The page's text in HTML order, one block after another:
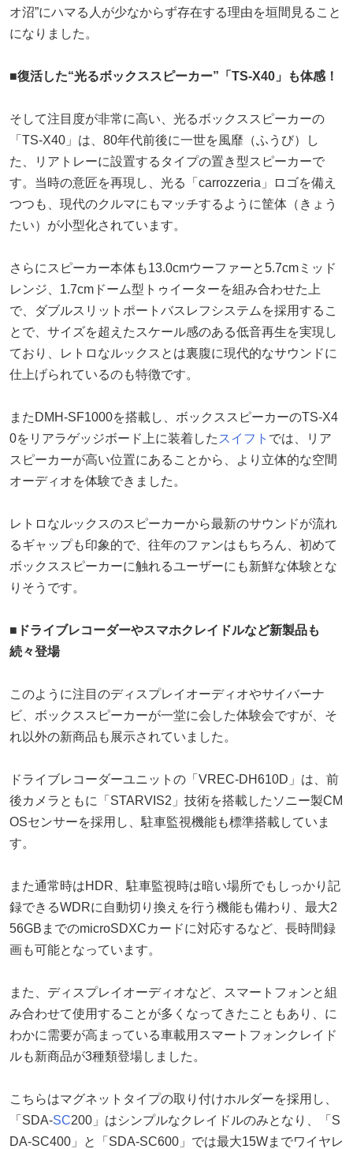
オ沼”にハマる人が少なからず存在する理由を垣間見ること
になりました。
■復活した“光るボックススピーカー”「TS-X40」も体感！
そして注目度が非常に高い、光るボックススピーカーの
「TS-X40」は、80年代前後に一世を風靡（ふうび）し
た、リアトレーに設置するタイプの置き型スピーカーで
す。当時の意匠を再現し、光る「carrozzeria」ロゴを備え
つつも、現代のクルマにもマッチするように筐体（きょう
たい）が小型化されています。
さらにスピーカー本体も13.0cmウーファーと5.7cmミッド
レンジ、1.7cmドーム型トゥイーターを組み合わせた上
で、ダブルスリットポートバスレフシステムを採用するこ
とで、サイズを超えたスケール感のある低音再生を実現し
ており、レトロなルックスとは裏腹に現代的なサウンドに
仕上げられているのも特徴です。
またDMH-SF1000を搭載し、ボックススピーカーのTS-X4
0をリアラゲッジボード上に装着した スイフト では、リア
スピーカーが高い位置にあることから、より立体的な空間
オーディオを体験できました。
レトロなルックスのスピーカーから最新のサウンドが流れ
るギャップも印象的で、往年のファンはもちろん、初めて
ボックススピーカーに触れるユーザーにも新鮮な体験とな
りそうです。
■ドライブレコーダーやスマホクレイドルなど新製品も
続々登場
このように注目のディスプレイオーディオやサイバーナ
ビ、ボックススピーカーが一堂に会した体験会ですが、そ
れ以外の新商品も展示されていました。
ドライブレコーダーユニットの「VREC-DH610D」は、前
後カメラともに「STARVIS2」技術を搭載したソニー製CM
OSセンサーを採用し、駐車監視機能も標準搭載していま
す。
また通常時はHDR、駐車監視時は暗い場所でもしっかり記
録できるWDRに自動切り換えを行う機能も備わり、最大2
56GBまでのmicroSDXCカードに対応するなど、長時間録
画も可能となっています。
また、ディスプレイオーディオなど、スマートフォンと組
み合わせて使用することが多くなってきたこともあり、に
わかに需要が高まっている車載用スマートフォンクレイド
ルも新商品が3種類登場しました。
こちらはマグネットタイプの取り付けホルダーを採用し、
「SDA-SC200」はシンプルなクレイドルのみとなり、「S
DA-SC400」と「SDA-SC600」では最大15Wまでワイヤレ